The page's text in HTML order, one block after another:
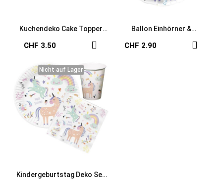
Kuchendeko Cake Topper
Happy Birthday silber
CHF 3.50
Ballon Einhörner &
Regenbogen Happy Birthday
CHF 2.90
Nicht auf Lager
Nicht auf Lager
Kindergeburtstag Deko Set